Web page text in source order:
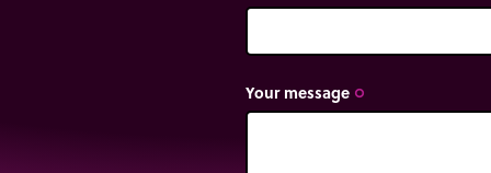
Your message trip_origin